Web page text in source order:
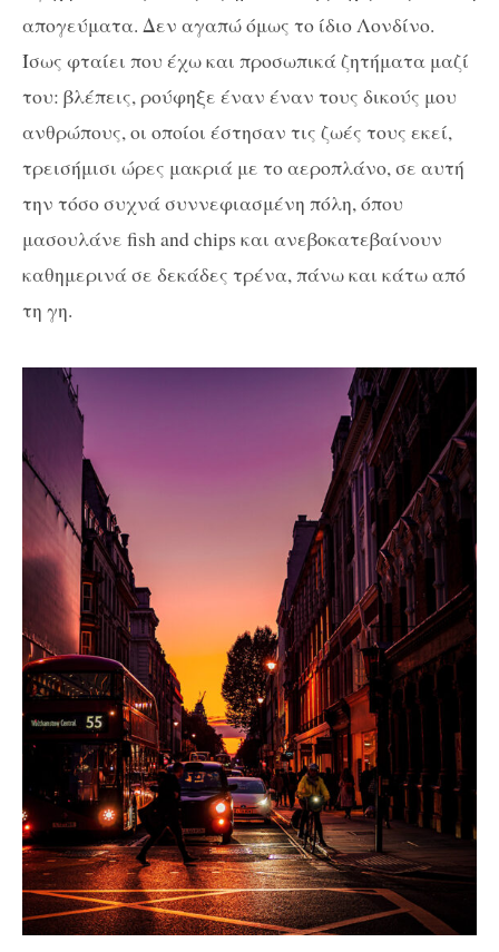
απογεύματα. Δεν αγαπώ όμως το ίδιο Λονδίνο.
Ίσως φταίει που έχω και προσωπικά ζητήματα μαζί
του: βλέπεις, ρούφηξε έναν έναν τους δικούς μου
ανθρώπους, οι οποίοι έστησαν τις ζωές τους εκεί,
τρεισήμισι ώρες μακριά με το αεροπλάνο, σε αυτή
την τόσο συχνά συννεφιασμένη πόλη, όπου
μασουλάνε fishandchips και ανεβοκατεβαίνουν
καθημερινά σε δεκάδες τρένα, πάνω και κάτω από
τη γη.